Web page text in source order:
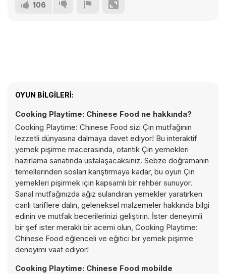
106
OYUN BILGILERI:
Cooking Playtime: Chinese Food ne hakkında?
Cooking Playtime: Chinese Food sizi Çin mutfağının
lezzetli dünyasına dalmaya davet ediyor! Bu interaktif
yemek pişirme macerasında, otantik Çin yemekleri
hazırlama sanatında ustalaşacaksınız. Sebze doğramanın
temellerinden sosları karıştırmaya kadar, bu oyun Çin
yemekleri pişirmek için kapsamlı bir rehber sunuyor.
Sanal mutfağınızda ağız sulandıran yemekler yaratırken
canlı tariflere dalın, geleneksel malzemeler hakkında bilgi
edinin ve mutfak becerilerinizi geliştirin. İster deneyimli
bir şef ister meraklı bir acemi olun, Cooking Playtime:
Chinese Food eğlenceli ve eğitici bir yemek pişirme
deneyimi vaat ediyor!
Cooking Playtime: Chinese Food mobilde